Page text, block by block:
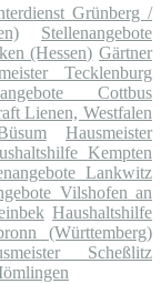
Grünberg /
Stellenangebote
(Hessen) Gärtner
Tecklenburg
Cottbus
Lienen, Westfalen
Hausmeister
Kempten
Lankwitz
Vilshofen an
Haushaltshilfe
(Württemberg)
Scheßlitz